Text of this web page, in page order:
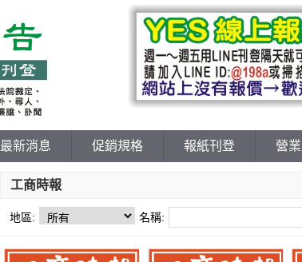
最新消息 促銷規格 報紙刊登 營
工商時報
地區: 名稱: